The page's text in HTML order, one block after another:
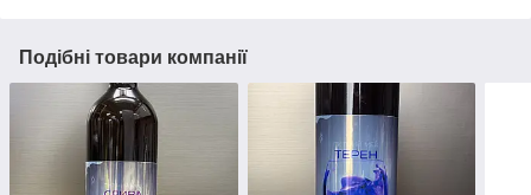
Подібні товари компанії